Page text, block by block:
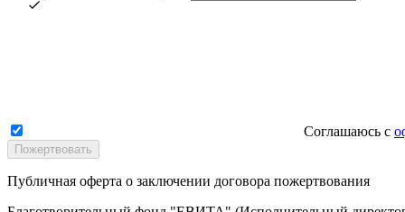
Соглашаюсь с
Публичная оферта о заключении договора пожертвования